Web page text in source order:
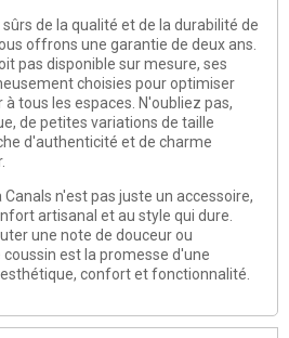
de la qualité et de la durabilité de
offrons une garantie de deux ans.
pas disponible sur mesure, ses
choisies pour optimiser
tous les espaces. N'oubliez pas,
de petites variations de taille
d'authenticité et de charme
Canals n'est pas juste un accessoire,
artisanal et au style qui dure.
une note de douceur ou
est la promesse d'une
confort et fonctionnalité.